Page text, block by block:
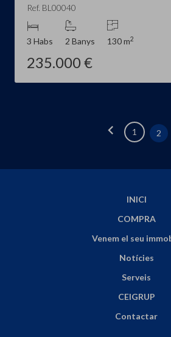
Ref. BL00040
3 Habs 2 Banys 130 m2
235.000 €
chevron_left 1 2
INICI
COMPRA
Venem el seu
Notícies
Serveis
CEIGRUP
Contactar